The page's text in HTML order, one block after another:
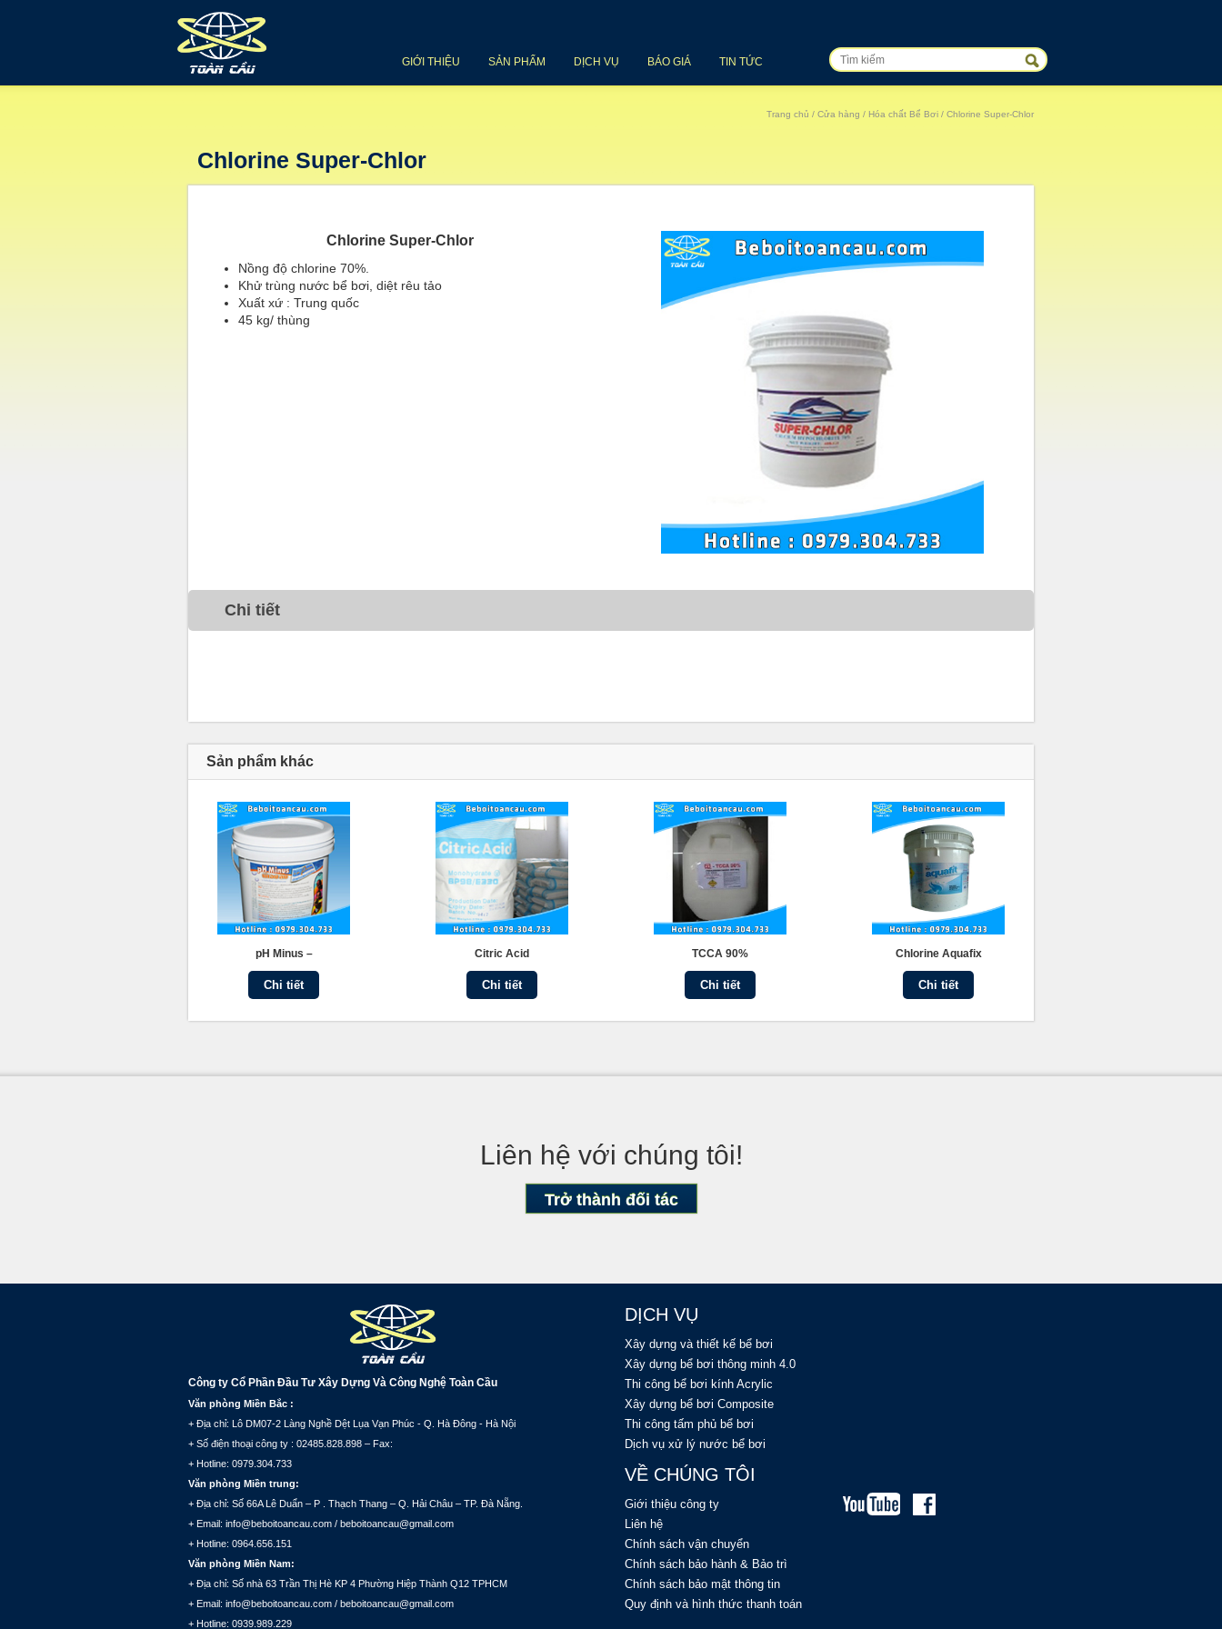
GIỚI THIỆU SẢN PHẨM DỊCH VỤ BÁO GIÁ TIN TỨC
Trang chủ / Cửa hàng / Hóa chất Bể Bơi / Chlorine Super-Chlor
Chlorine Super-Chlor
Chlorine Super-Chlor
Nồng độ chlorine 70%.
Khử trùng nước bể bơi, diệt rêu tảo
Xuất xứ : Trung quốc
45 kg/ thùng
Chi tiết
Sản phẩm khác
pH Minus –
Chi tiết
Citric Acid
Chi tiết
TCCA 90%
Chi tiết
Chlorine Aquafix
Chi tiết
Liên hệ với chúng tôi!
Trở thành đối tác
Công ty Cổ Phần Đầu Tư Xây Dựng Và Công Nghệ Toàn Cầu
Văn phòng Miền Bắc :
+ Địa chỉ: Lô DM07-2 Làng Nghề Dệt Lụa Vạn Phúc - Q. Hà Đông - Hà Nội
+ Số điện thoại công ty : 02485.828.898 – Fax:
+ Hotline: 0979.304.733
Văn phòng Miền trung:
+ Địa chỉ: Số 66A Lê Duẩn – P . Thạch Thang – Q. Hải Châu – TP. Đà Nẵng.
+ Email: info@beboitoancau.com / beboitoancau@gmail.com
+ Hotline: 0964.656.151
Văn phòng Miền Nam:
+ Địa chỉ: Số nhà 63 Trần Thị Hè KP 4 Phường Hiệp Thành Q12 TPHCM
+ Email: info@beboitoancau.com / beboitoancau@gmail.com
+ Hotline: 0939.989.229
DỊCH VỤ
Xây dựng và thiết kế bể bơi
Xây dựng bể bơi thông minh 4.0
Thi công bể bơi kính Acrylic
Xây dựng bể bơi Composite
Thi công tấm phủ bể bơi
Dịch vụ xử lý nước bể bơi
VỀ CHÚNG TÔI
Giới thiệu công ty
Liên hệ
Chính sách vận chuyển
Chính sách bảo hành & Bảo trì
Chính sách bảo mật thông tin
Quy định và hình thức thanh toán